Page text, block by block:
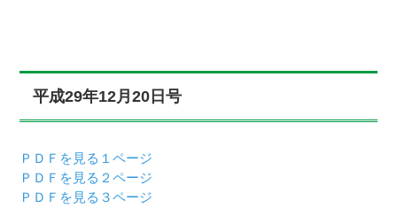
平成29年12月20日号
ＰＤＦを見る１ページ
ＰＤＦを見る２ページ
ＰＤＦを見る３ページ